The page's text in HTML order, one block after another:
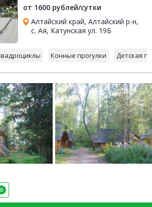
от 1600 рублей/сутки
Алтайский край, Алтайский р-н,
с. Ая, Катунская ул. 19Б
Конные прогулки Детская
0